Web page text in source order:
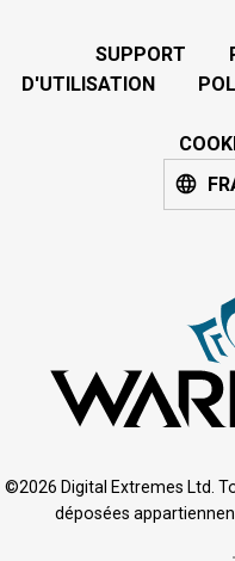
SUPPORT
D'UTILISATION
©2026 Digital Extremes Ltd.
déposées